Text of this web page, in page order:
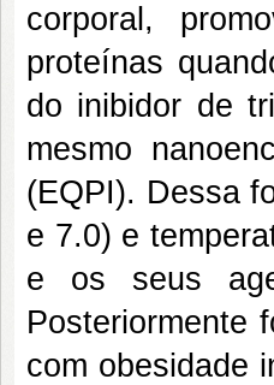
corporal,
proteínas
do inibidor de
mesmo
(EQPI). Dessa
e 7.0) e
e os seus
Posteriormente
com obesidade